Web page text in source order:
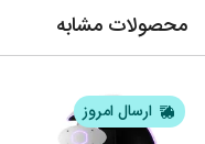
محصولات مشابه
ارسال امروز